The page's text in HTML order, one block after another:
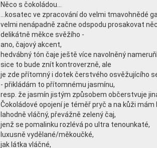
Něco s čokoládou...
...kosatec ve zpracování do velmi tmavohnědé
velmi nenápadně začne odspodu prosakovat
delikátně měkce svěžího -
ano, čajový akcent,
hedvábný tón čaje ještě více navolněný
sice to bude znít kontroverzně, ale
je zde přítomný i dotek čerstvého osvěžujícího
- přikládám to přítomnému jasmínu,
resp. že jasmín jistým způsobem občerstvuje
Čokoládové opojení je téměř pryč a na kůži
lahodně vláčný, převážně zelený čaj,
jenž se pomalinku rozlévá po ultra tenounkaté,
luxusně vydělané/měkoučké,
jak látka vláčné,